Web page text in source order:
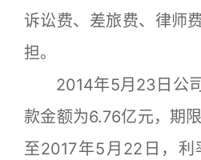
诉讼费、差旅费、律师
担。
2014年5月23日公司
款金额为6.76亿元，期
至2017年5月22日，利